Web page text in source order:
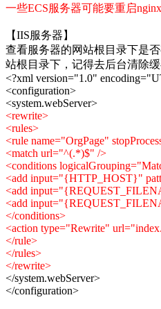
一些ECS服务器可能要重启
【IIS服务器】
查看服务器的网站根目录下是否
站根目录下，记得去后台清除
<?xml version="1.0"
<configuration>
<system.webServer>
<rewrite>
<rules>
<rule name="OrgPage"
<match url="^(.*)$" />
<conditions
<add input="{HTTP_HOST}"
<add
<add
</conditions>
<action type="Rewrite"
</rule>
</rules>
</rewrite>
</system.webServer>
</configuration>